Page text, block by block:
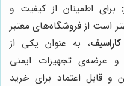
برای اطمینان از کیفیت و
است از فروشگاه‌های معتبر
کاراسیف، به عنوان یکی از
و عرضه‌ی تجهیزات ایمنی
و قابل اعتماد برای خرید